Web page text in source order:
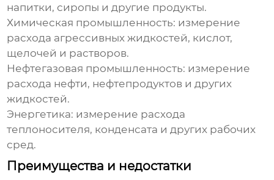
напитки, сиропы и другие продукты.
Химическая промышленность: измерение
расхода агрессивных жидкостей, кислот,
щелочей и растворов.
Нефтегазовая промышленность: измерение
расхода нефти, нефтепродуктов и других
жидкостей.
Энергетика: измерение расхода
теплоносителя, конденсата и других рабочих
сред.
Преимущества и недостатки